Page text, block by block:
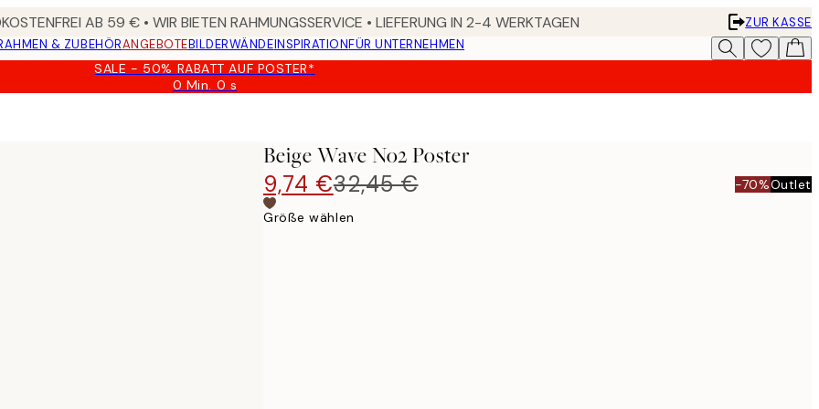
AB 59 € • WIR BIETEN RAHMUNGSSERVICE • LIEFERUNG IN 2-4 WERKTAGEN
ZUR KASSE
& ZUBEHÖRANGEBOTEBILDERWÄNDEINSPIRATIONFÜR UNTERNEHMEN
SALE - 50% RABATT AUF POSTER*
0 Min. 0 s
Gültig
Beige Wave No2 Poster
9,74 €32,45 € -70%Outlet
Größe wählen